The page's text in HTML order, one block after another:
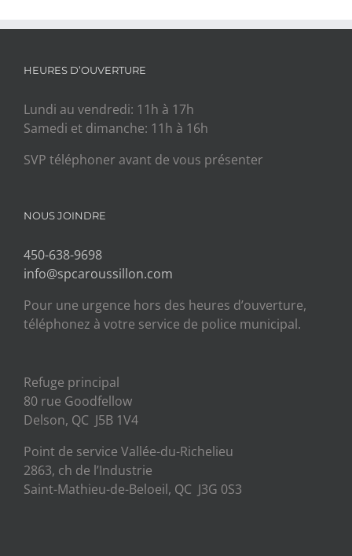
HEURES D’OUVERTURE
Lundi au vendredi: 11h à 17h
Samedi et dimanche: 11h à 16h
SVP téléphoner avant de vous présenter
NOUS JOINDRE
450-638-9698
info@spcaroussillon.com
Pour une urgence hors des heures d’ouverture,
téléphonez à votre service de police municipal.
Refuge principal
80 rue Goodfellow
Delson, QC J5B 1V4
Point de service Vallée-du-Richelieu
2863, ch de l’Industrie
Saint-Mathieu-de-Beloeil, QC J3G 0S3